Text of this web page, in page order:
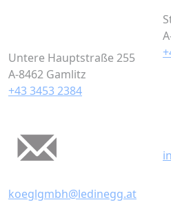
Untere Hauptstraße 255
A-8462 Gamlitz
+43 3453 2384
koeglgmbh@ledinegg.at